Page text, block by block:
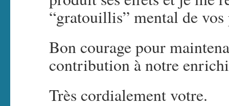
“gratouillis” mental de
Bon courage pour
contribution à notre
Très cordialement votre.